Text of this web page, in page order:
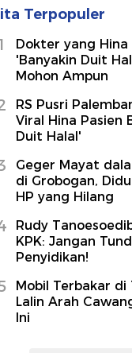
Terpopuler
Dokter yang Hina
'Banyakin Duit
Mohon Ampun
RS Pusri
Viral Hina Pasien
Duit Halal'
Geger Mayat
di Grobogan,
HP yang Hilang
Rudy
KPK: Jangan
Penyidikan!
Mobil Terbakar di
Lalin Arah
Ini